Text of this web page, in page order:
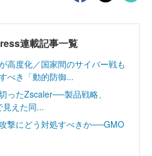
連載記事一覧
高度化／国家間のサイバー戦も
べき「動的防御...
ったZscaler──製品戦略、
えた同...
撃にどう対処すべきか──GMO